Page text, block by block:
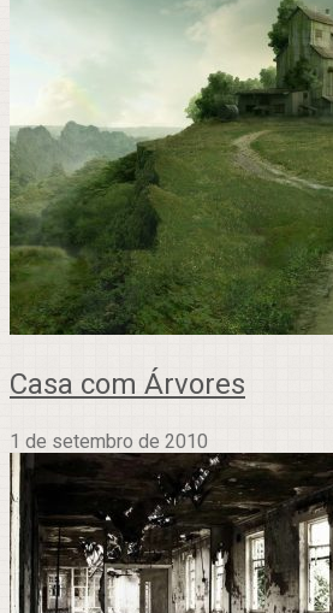
Casa com Árvores
1 de setembro de 2010